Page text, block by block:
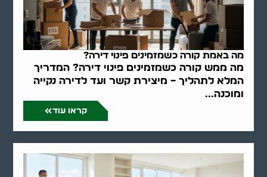
מה באמת קורה כשמזמינים פינוי דירה?
מה ממש קורה כשמזמינים פינוי דירה? המדריך
המלא לתהליך – מיצירת קשר ועד לדירה נקייה
ומוכנה...
קראו עוד